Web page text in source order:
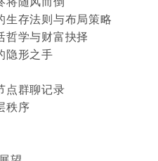
生存法则与布局策略
哲学与财富抉择
隐形之手
点群聊记录
秩序